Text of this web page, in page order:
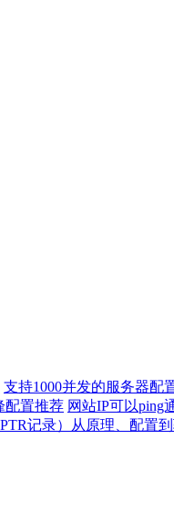
支持1000并发的服务器配
配置推荐 网站IP可以ping
记录）从原理、配置